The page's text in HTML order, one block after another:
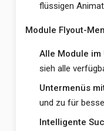
flüssigen
Module Flyout-
Alle Module im
sieh alle
Untermenüs
und zu für
Intelligente